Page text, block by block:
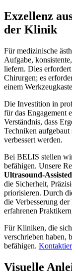
Exzellenz
der Klinik
Für medizinische
Aufgabe,
liefern. Dies
Chirurgen; es
einem
Die Investition in
für das Engagement
Verständnis, dass
Techniken
verbessert werden.
Bei BELIS stellen
befähigen. Unsere
Ultrasound-
die Sicherheit,
priorisieren. Durch
die Verbesserung
erfahrenen
Für Kliniken, die
verschrieben haben,
befähigen.
Visuelle